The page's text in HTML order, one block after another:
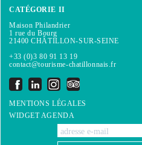
CATÉGORIE II
Maison Philandrier
1 rue du Bourg
21400 CHÂTILLON-SUR-SEINE
+33 (0)3 80 91 13 19
contact@tourisme-chatillonnais.fr
MENTIONS LÉGALES
WIDGET AGENDA